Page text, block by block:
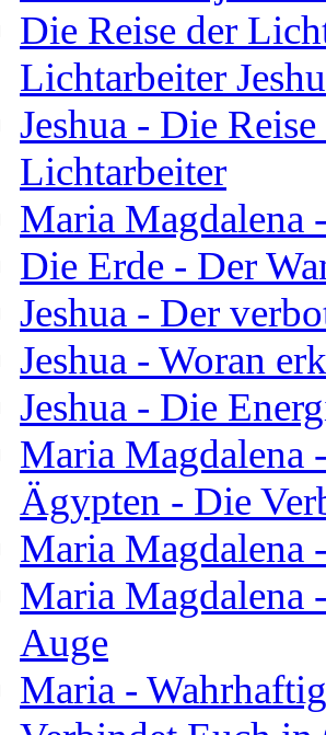
Die Reise der
Lichtarbeiter
Jeshua - Die
Lichtarbeiter
Maria Magdalena
Die Erde - Der
Jeshua - Der
Jeshua - Woran
Jeshua - Die
Maria Magdalena
Ägypten - Die
Maria Magdalena
Maria Magdalena
Auge
Maria -